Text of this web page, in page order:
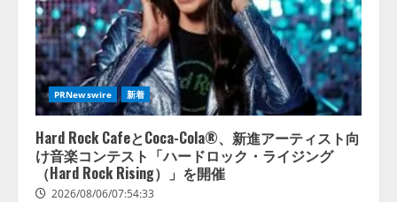
PRNewswire 新着
Hard Rock CafeとCoca-Cola®、新進アーティスト向
け音楽コンテスト「ハードロック・ライジング
（Hard Rock Rising）」を開催
2026/08/06/07:54:33